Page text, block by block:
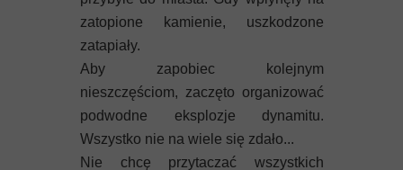
zatopione kamienie, uszkodzone
zatapiały.
Aby zapobiec kolejnym
nieszczęściom, zaczęto organizować
podwodne eksplozje dynamitu.
Wszystko nie na wiele się zdało...
Nie chcę przytaczać wszystkich